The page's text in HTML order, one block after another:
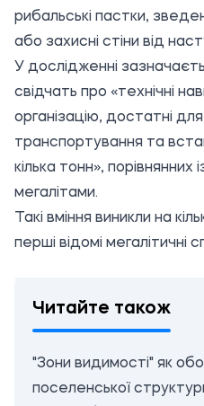
рибальські пастки,
або захисні стіни від
У дослідженні
свідчать про «технічні
організацію, достатні
транспортування та
кілька тонн», порівнянних
мегалітами.
Такі вміння виникли на
перші відомі мегалітичні
Читайте також
"Зони видимості" як
поселенської